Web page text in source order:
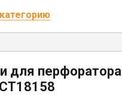
для перфоратора